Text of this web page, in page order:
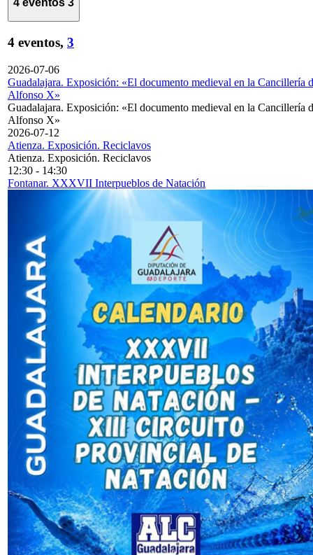
4 eventos, 3
2026-07-06
Guadalajara. Exposición: «El documento medieval en la Cancillería
Alfonso X»
Guadalajara. Exposición: «El documento medieval en la Cancillería
Alfonso X»
2026-07-12
Atienza. Exposición. Reciclavos
Atienza. Exposición. Reciclavos
12:30 - 14:30
Fontanar. XXXVII Interpueblos de Natación